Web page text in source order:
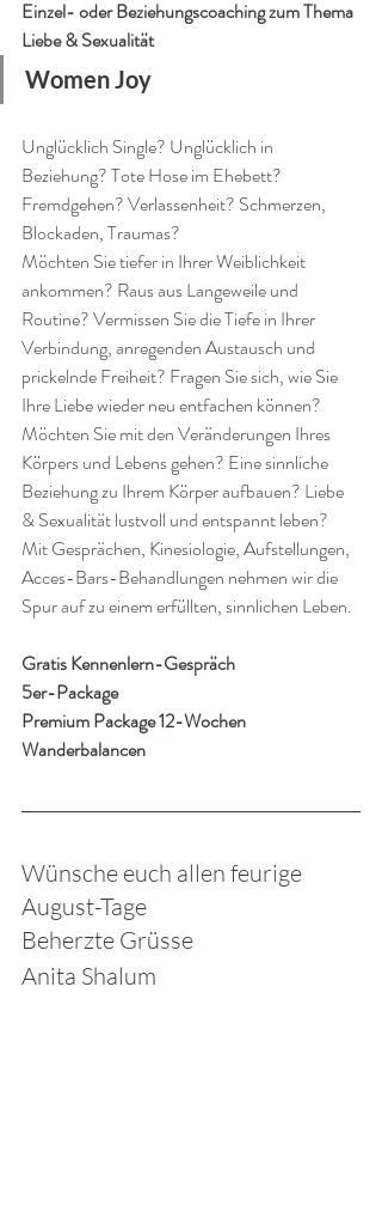
Einzel- oder Beziehungscoaching zum Thema
Liebe & Sexualität
Women Joy
Unglücklich Single? Unglücklich in
Beziehung? Tote Hose im Ehebett?
Fremdgehen? Verlassenheit? Schmerzen,
Blockaden, Traumas?
Möchten Sie tiefer in Ihrer Weiblichkeit
ankommen? Raus aus Langeweile und
Routine? Vermissen Sie die Tiefe in Ihrer
Verbindung, anregenden Austausch und
prickelnde Freiheit? Fragen Sie sich, wie Sie
Ihre Liebe wieder neu entfachen können?
Möchten Sie mit den Veränderungen Ihres
Körpers und Lebens gehen? Eine sinnliche
Beziehung zu Ihrem Körper aufbauen? Liebe
& Sexualität lustvoll und entspannt leben?
Mit Gesprächen, Kinesiologie, Aufstellungen,
Acces-Bars-Behandlungen nehmen wir die
Spur auf zu einem erfüllten, sinnlichen Leben.
Gratis Kennenlern-Gespräch
5er-Package
Premium Package 12-Wochen
Wanderbalancen
Wünsche euch allen feurige
August-Tage
Beherzte Grüsse
Anita Shalum